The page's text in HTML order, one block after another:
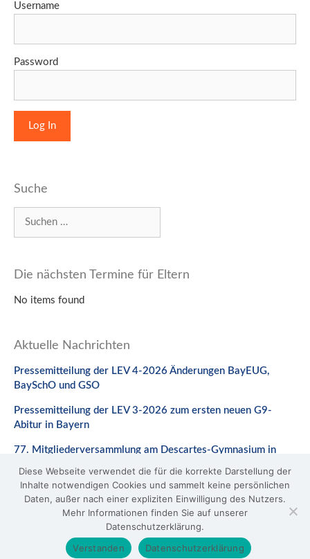
Username
Password
Suche
Die nächsten Termine für Eltern
No items found
Aktuelle Nachrichten
Pressemitteilung der LEV 4-2026 Änderungen BayEUG,
BaySchO und GSO
Pressemitteilung der LEV 3-2026 zum ersten neuen G9-
Abitur in Bayern
77. Mitgliederversammlung am Descartes-Gymnasium in
Stellungnahme zum Gesetzentwurf zur Änderung des
BaySchO
© 2026 LEV Bayern
Diese Webseite verwendet die für die korrekte Darstellung der
Inhalte notwendigen Cookies und sammelt keine persönlichen
Daten, außer nach einer expliziten Einwilligung des Nutzers.
Mehr Informationen finden Sie auf unserer
Datenschutzerklärung.
Verstanden
Datenschutzerklärung